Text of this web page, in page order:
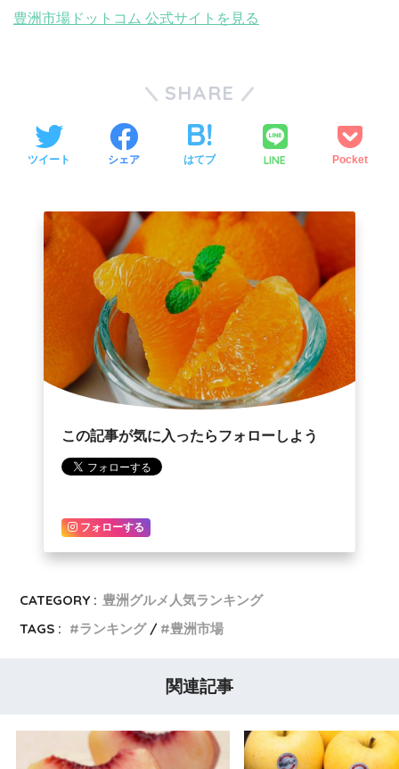
豊洲市場ドットコム 公式サイトを見る
SHARE
ツイート シェア はてブ LINE Pocket
この記事が気に入ったらフォローしよう
フォローする
CATEGORY : 豊洲グルメ人気ランキング
TAGS :
ランキング 豊洲市場
関連記事